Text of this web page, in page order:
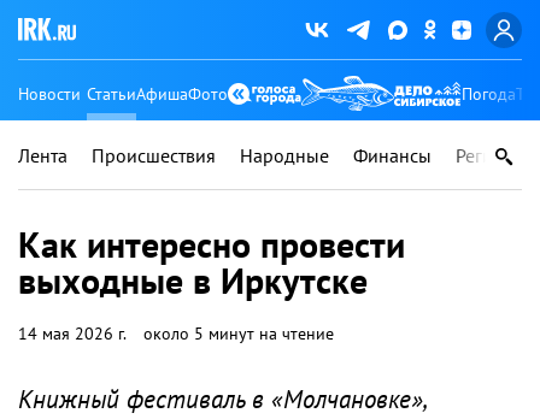
Новости СтатьиАфишаФото Погода
Лента Происшествия Народные Финансы Регионы
Как интересно провести
выходные в Иркутске
14 мая 2026 г. около 5 минут на чтение
Книжный фестиваль в «Молчановке»,